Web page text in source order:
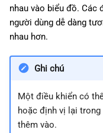
nhau vào biểu đồ. Các
người dùng dễ dàng
nhau hơn.
Ghi chú
Một điều khiển có
hoặc định vị lại
thêm vào.